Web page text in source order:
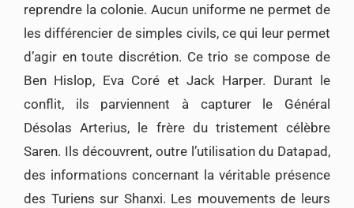
reprendre la colonie. Aucun uniforme ne permet de
les différencier de simples civils, ce qui leur permet
d’agir en toute discrétion. Ce trio se compose de
Ben Hislop, Eva Coré et Jack Harper. Durant le
conflit, ils parviennent à capturer le Général
Désolas Arterius, le frère du tristement célèbre
Saren. Ils découvrent, outre l’utilisation du Datapad,
des informations concernant la véritable présence
des Turiens sur Shanxi. Les mouvements de leurs